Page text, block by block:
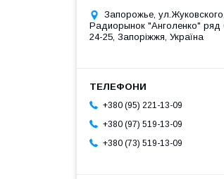
Запорожье,
Радиорынок "Анголенко" ряд
24-25, Запоріжжя, Україна
+380 (95) 221-13-09
+380 (97) 519-13-09
+380 (73) 519-13-09